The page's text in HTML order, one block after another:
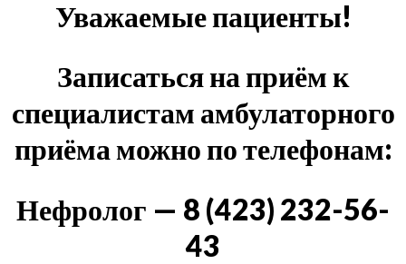
Уважаемые пациенты!
Записаться на приём к
специалистам амбулаторного
приёма можно по телефонам:
Нефролог — 8 (423) 232-56-
43